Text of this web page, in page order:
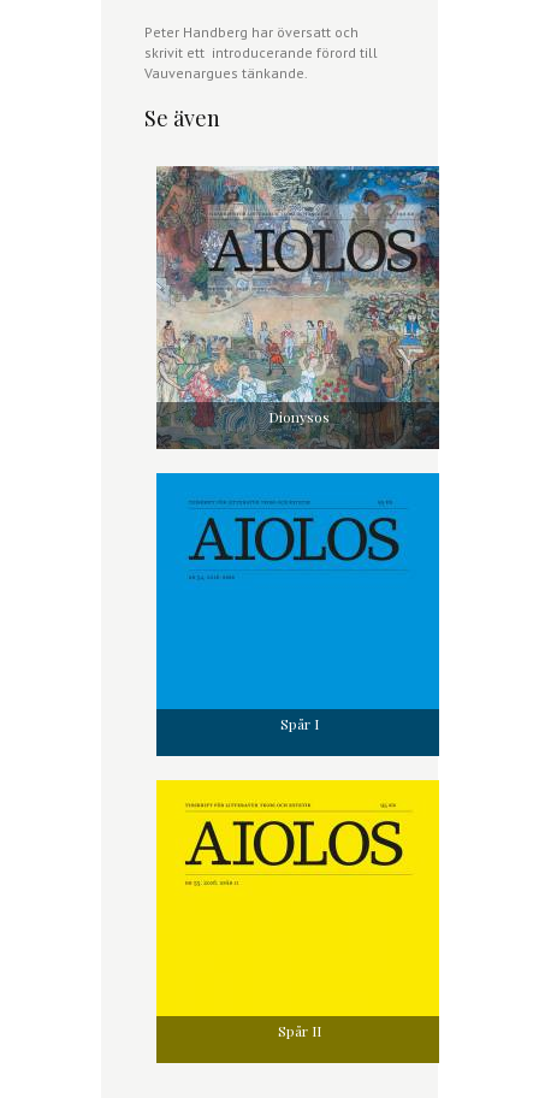
Peter Handberg har översatt och
skrivit ett introducerande förord till
Vauvenargues tänkande.
Se även
Dionysos
Spår I
Spår II